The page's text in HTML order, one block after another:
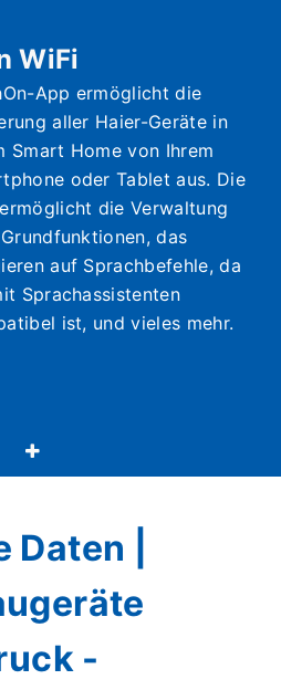
WiFi
App ermöglicht die
aller Haier-Geräte in
Smart Home von Ihrem
oder Tablet aus. Die
die Verwaltung
das
auf Sprachbefehle, da
Sprachassistenten
ist, und vieles mehr.
|
-